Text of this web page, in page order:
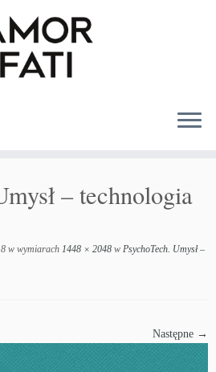
– technologia
w wymiarach 1448 × 2048 w PsychoTech. Umysł –
Następne →